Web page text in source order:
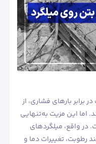
بارهای فشاری، از
این مزیت به‌تنهایی
در واقع، میلگردهای
رطوبت، تغییرات دما و